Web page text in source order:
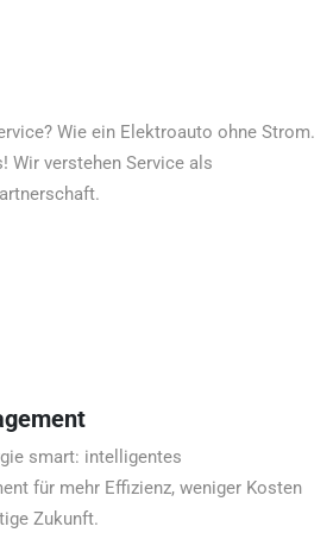
Wie ein Elektroauto ohne Strom.
Wir verstehen Service als
smart: intelligentes
für mehr Effizienz, weniger Kosten
Zukunft.